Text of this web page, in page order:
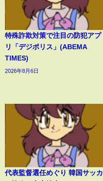
特殊詐欺対策で注目の防犯アプ
リ「デジポリス」(ABEMA
TIMES)
2026年8月6日
代表監督選任めぐり 韓国サッカ